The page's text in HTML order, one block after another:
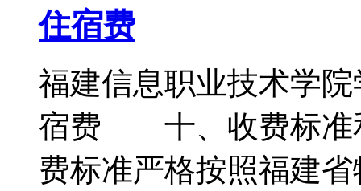
住宿费
福建信息职业技术学
宿费 十、收费标准
费标准严格按照福建